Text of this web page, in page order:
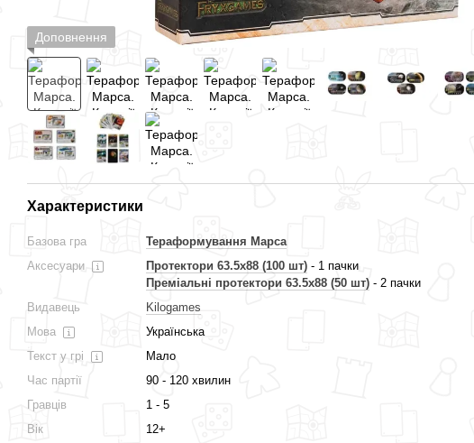
Доповнення
Характеристики
Базова гра
Тераформування Марса
Аксесуари
Протектори 63.5x88 (100 шт) - 1 пачки
Преміальні протектори 63.5x88 (50 шт) - 2 пачки
Видавець
Kilogames
Мова
Українська
Текст у грі
Мало
Час партії
90 - 120 хвилин
Гравців
1 - 5
Вік
12+